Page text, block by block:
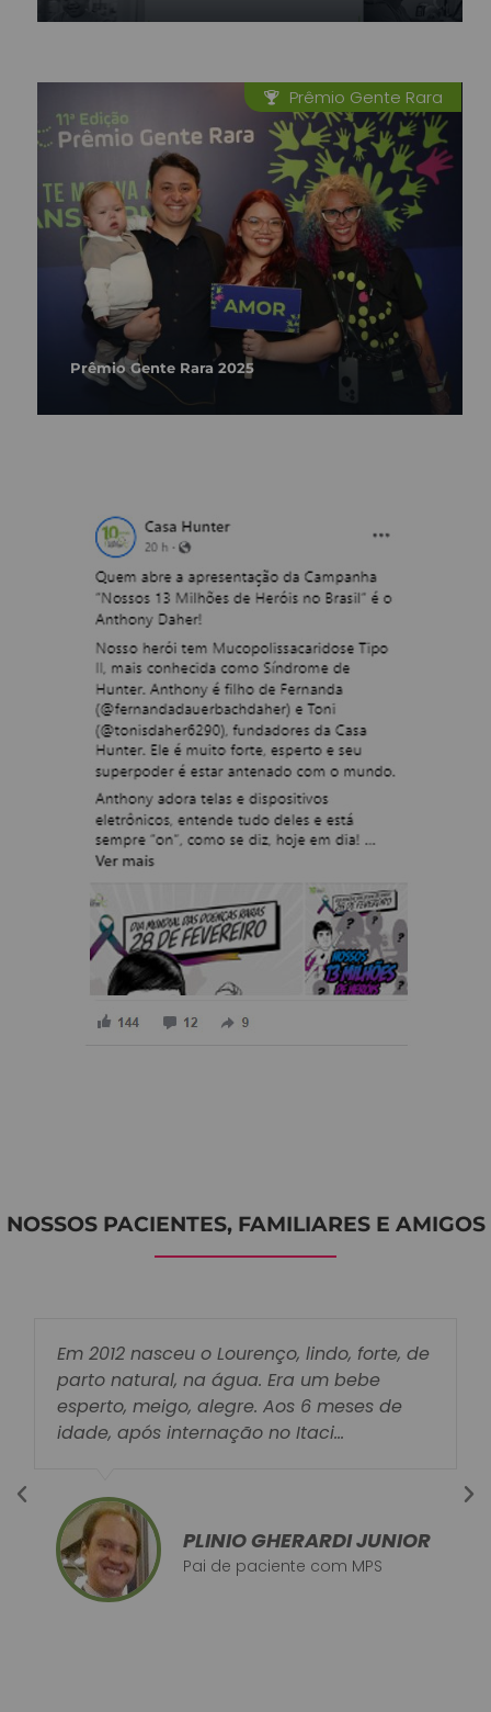
Prêmio Gente Rara 2025
Prêmio Gente Rara
NOSSOS PACIENTES, FAMILIARES E AMIGOS
Em 2012 nasceu o Lourenço, lindo, forte, de
parto natural, na água. Era um bebe
esperto, meigo, alegre. Aos 6 meses de
idade, após internação no Itaci...
PLINIO GHERARDI JUNIOR
Pai de paciente com MPS